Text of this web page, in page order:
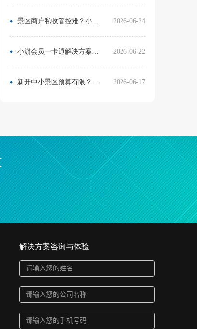
景区商户私收管控难？小游票务系统统一收银方案，从根源杜绝私自收款 2026-06-24
小游会员一卡通解决方案：消费游玩更省心！ 2026-06-22
新开中小景区预算有限？分 3 阶段搭建售检票系统，小游票务轻量化方案直接落地 2026-06-17
解决方案咨询与体验